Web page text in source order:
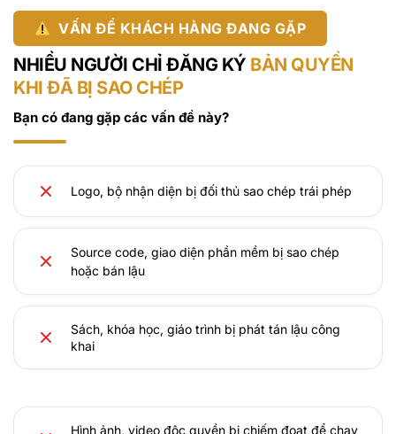
VẤN ĐỀ KHÁCH HÀNG ĐANG GẶP
NHIỀU NGƯỜI CHỈ ĐĂNG KÝ BẢN QUYỀN
KHI ĐÃ BỊ SAO CHÉP
Bạn có đang gặp các vấn đề này?
Logo, bộ nhận diện bị đối thủ sao chép trái phép
Source code, giao diện phần mềm bị sao chép
hoặc bán lậu
Sách, khóa học, giáo trình bị phát tán lậu công
khai
Hình ảnh, video độc quyền bị chiếm đoạt để chạy